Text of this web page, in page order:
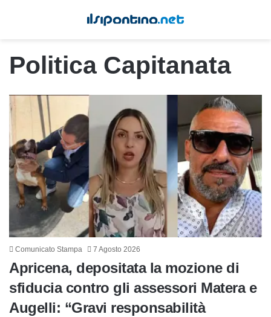
Politica Capitanata
Comunicato Stampa 7 Agosto 2026
Apricena, depositata la mozione di
sfiducia contro gli assessori Matera e
Augelli: “Gravi responsabilità